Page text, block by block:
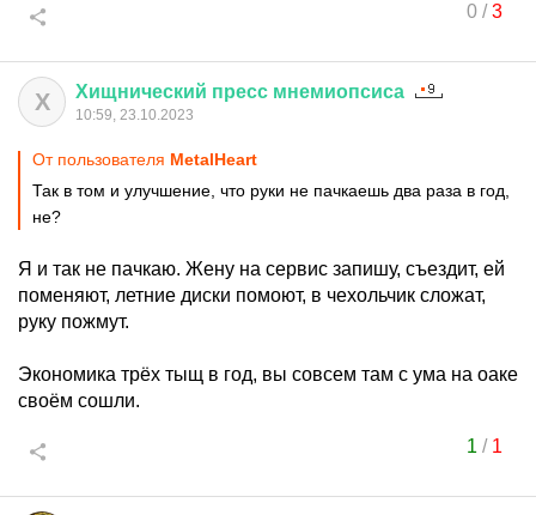
0/3
Х Хищнический пресс мнемиопсиса
10:59, 23.10.2023
От пользователя MetalHeart
Так в том и улучшение, что руки не пачкаешь два раза в год,
не?
Я и так не пачкаю. Жену на сервис запишу, съездит, ей
поменяют, летние диски помоют, в чехольчик сложат,
руку пожмут.
Экономика трёх тыщ в год, вы совсем там с ума на оаке
своём сошли.
1 / 1